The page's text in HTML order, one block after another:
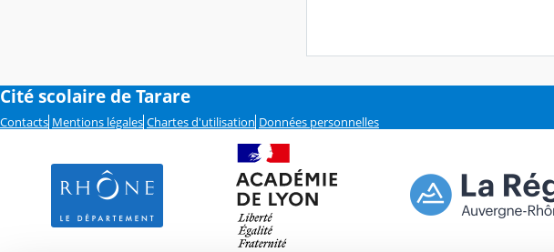
Cité scolaire de Tarare
Contacts Mentions légales Chartes d'utilisation Données personnelles